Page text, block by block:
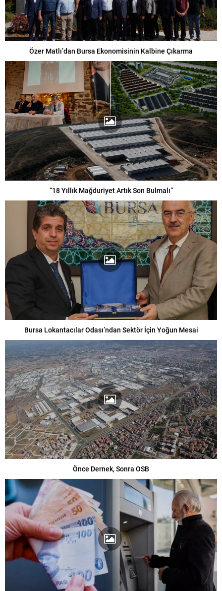
Özer Matlı’dan Bursa Ekonomisinin Kalbine Çıkarma
“18 Yıllık Mağduriyet Artık Son Bulmalı”
Bursa Lokantacılar Odası’ndan Sektör İçin Yoğun Mesai
Önce Dernek, Sonra OSB